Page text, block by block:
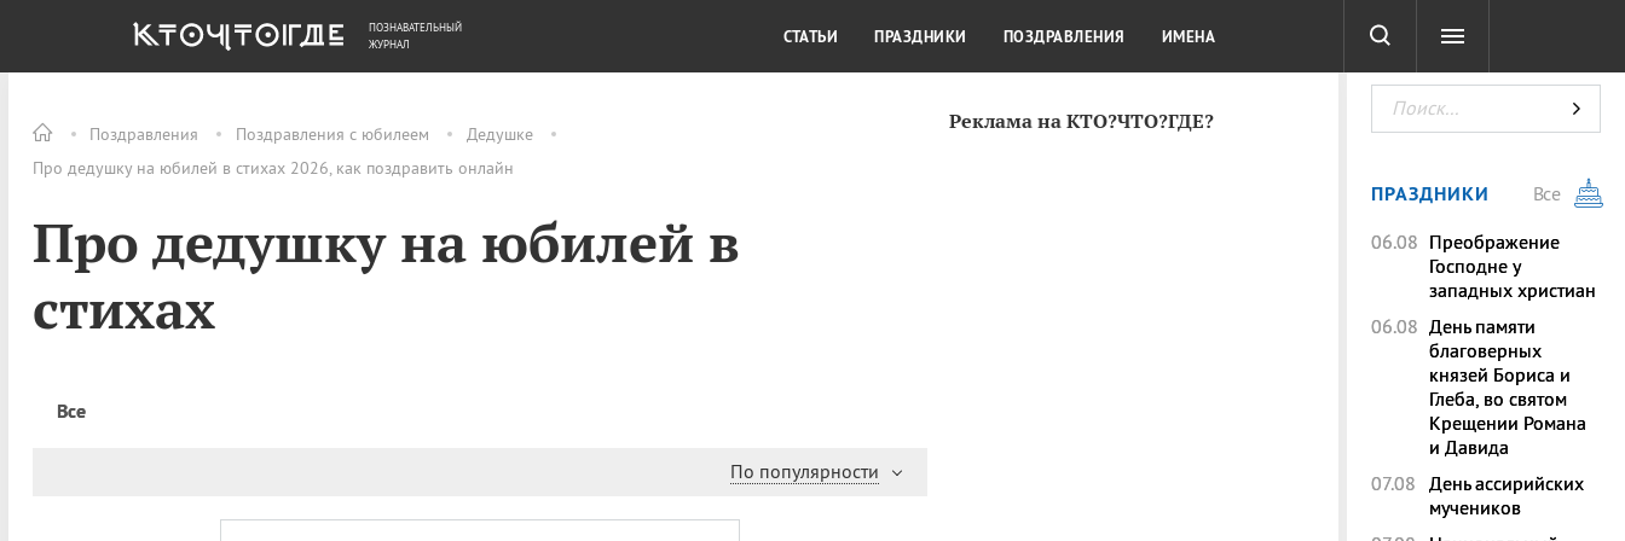
Поздравления Поздравления с юбилеем
Дедушке
Про дедушку на юбилей в стихах 2026, как поздравить онлайн
Про дедушку на юбилей в
стихах
Все
По популярности
Реклама на КТО?ЧТО?ГДЕ?
ОБЩЕСТВО ДЕНЬГИ КУЛЬТУРА КРАСОТА ТЕСТЫ
ПОЗНАВАТЕЛЬНЫЙ
ЖУРНАЛ
СТАТЬИ ПРАЗДНИКИ ПОЗДРАВЛЕНИЯ ИМЕНА
ПРАЗДНИКИ
Все
06.08 Преображение
Господне у
западных христиан
06.08 День памяти
благоверных
князей Бориса и
Глеба, во святом
Крещении Романа
и Давида
07.08 День ассирийских
мучеников